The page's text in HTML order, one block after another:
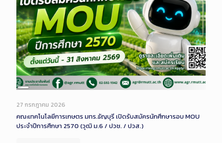
Long
Description
27 กรกฎาคม 2026
คณะเทคโนโลยีการเกษตร มทร.ธัญบุรี เปิดรับสมัครนักศึกษารอบ MOU
ประจำปีการศึกษา 2570 (วุฒิ ม.6 / ปวช. / ปวส.)